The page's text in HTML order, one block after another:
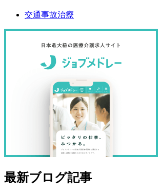
交通事故治療
最新ブログ記事